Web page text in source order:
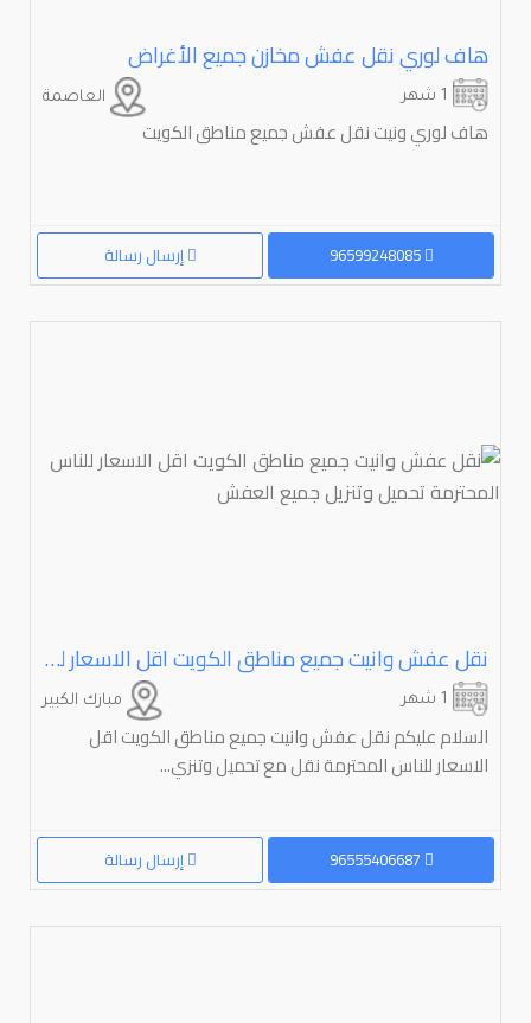
هاف لوري نقل عفش مخازن جميع الأغراض
العاصمة
هاف لوري ونيت نقل عفش جميع مناطق الكويت
إرسال رسالة 96599248085
نقل عفش وانيت جميع مناطق الكويت اقل الاسعار للناس المحترمة تحميل وتنزيل جميع العفش
مبارك الكبير
السلام عليكم نقل عفش وانيت جميع مناطق الكويت اقل
الاسعار للناس المحترمة نقل مع تحميل وتنزي...
إرسال رسالة